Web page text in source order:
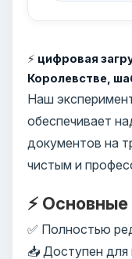
⚡ цифровая
Королевстве,
Наш
обеспечивает
документов на
чистым и
⚡
✅ Полностью
📥 Доступен для